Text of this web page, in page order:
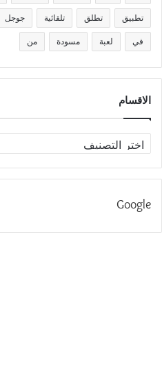
تطبيق تطلق تلقائية جوجل
في لعبة مسودة من
الاقسام
الاقسام
Google